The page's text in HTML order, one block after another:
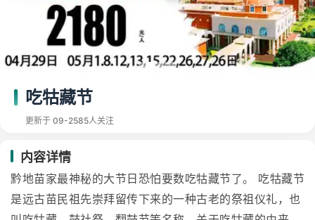
吃牯藏节
更新于 09-2585人关注
内容详情
黔地苗家最神秘的大节日恐怕要数吃牯藏节了。 吃牯藏节
是远古苗民祖先崇拜留传下来的一种古老的祭祖仪礼，也